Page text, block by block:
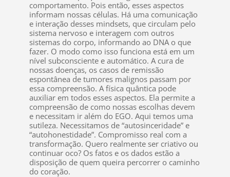
comportamento. Pois então, esses aspectos
informam nossas células. Há uma comunicação
e interação desses mindsets, que circulam pelo
sistema nervoso e interagem com outros
sistemas do corpo, informando ao DNA o que
fazer. O modo como isso funciona está em um
nível subconsciente e automático. A cura de
nossas doenças, os casos de remissão
espontânea de tumores malignos passam por
essa compreensão. A física quântica pode
auxiliar em todos esses aspectos. Ela permite a
compreensão de como nossas escolhas devem
e necessitam ir além do EGO. Aqui temos uma
sutileza. Necessitamos de “autosinceridade” e
“autohonestidade”. Compromisso real com a
transformação. Quero realmente ser criativo ou
continuar oco? Os fatos e os dados estão a
disposição de quem queira percorrer o caminho
do coração.